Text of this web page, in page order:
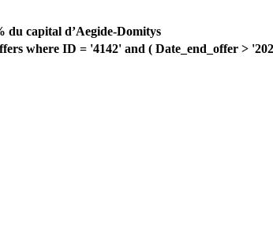
du capital d’Aegide-Domitys
ID = '4142' and ( Date_end_offer >